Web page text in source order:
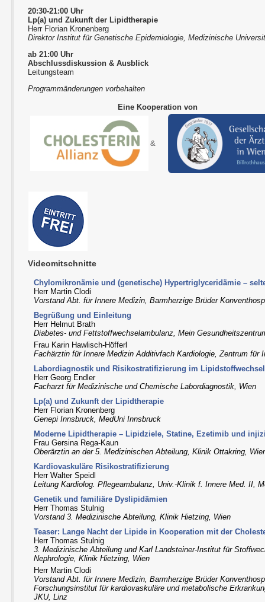
20:30-21:00 Uhr
Lp(a) und Zukunft der Lipidtherapie
Herr Florian Kronenberg
Direktor Institut für Genetische Epidemiologie, Medizinische
ab 21:00 Uhr
Abschlussdiskussion & Ausblick
Leitungsteam
Programmänderungen vorbehalten
Eine Kooperation von
&
Videomitschnitte
Chylomikronämie und (genetische) Hypertriglyceridämie –
Herr Martin Clodi
Vorstand Abt. für Innere Medizin, Barmherzige Brüder
Begrüßung und Einleitung
Herr Helmut Brath
Diabetes- und Fettstoffwechselambulanz, Mein
Frau Karin Hawlisch-Höfferl
Fachärztin für Innere Medizin Additivfach Kardiologie, Zentrum für
Labordiagnostik und Risikostratifizierung im Lipidstoffwechsel
Herr Georg Endler
Facharzt für Medizinische und Chemische Labordiagnostik, Wien
Lp(a) und Zukunft der Lipidtherapie
Herr Florian Kronenberg
Genepi Innsbruck, MedUni Innsbruck
Moderne Lipidtherapie – Lipidziele, Statine, Ezetimib und
Frau Gersina Rega-Kaun
Oberärztin an der 5. Medizinischen Abteilung, Klinik Ottakring,
Kardiovaskuläre Risikostratifizierung
Herr Walter Speidl
Leitung Kardiolog. Pflegeambulanz, Univ.-Klinik f. Innere Med. II,
Genetik und familiäre Dyslipidämien
Herr Thomas Stulnig
Vorstand 3. Medizinische Abteilung, Klinik Hietzing, Wien
Teaser: Lange Nacht der Lipide in Kooperation mit der
Herr Thomas Stulnig
3. Medizinische Abteilung und Karl Landsteiner-Institut für
Nephrologie, Klinik Hietzing, Wien
Herr Martin Clodi
Vorstand Abt. für Innere Medizin, Barmherzige Brüder
Forschungsinstitut für kardiovaskuläre und metabolische
JKU, Linz